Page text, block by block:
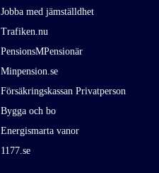
Jobba med jämställdhet
Trafiken.nu
PensionsMPensionär
Minpension.se
Försäkringskassan Privatperson
Bygga och bo
Energismarta vanor
1177.se